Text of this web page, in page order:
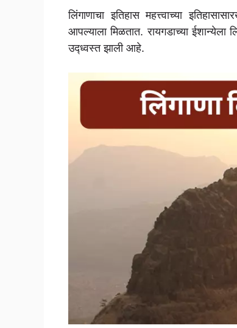
लिंगाणाचा इतिहास महत्त्वाच्या
आपल्याला मिळतात. रायगडाच्या
उद्ध्वस्त झाली आहे.